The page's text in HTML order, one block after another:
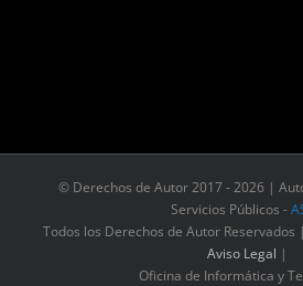
© Derechos de Autor 2017 -2026 |
Servicios Públicos -
Todos los Derechos de Autor Reservados |
Aviso Legal |
Oficina de Informática y